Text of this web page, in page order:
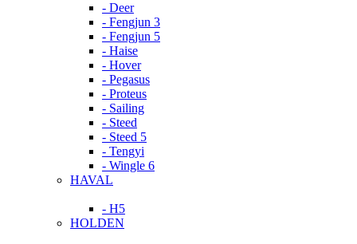
- Deer
- Fengjun 3
- Fengjun 5
- Haise
- Hover
- Pegasus
- Proteus
- Sailing
- Steed
- Steed 5
- Tengyi
- Wingle 6
HAVAL
- H5
HOLDEN